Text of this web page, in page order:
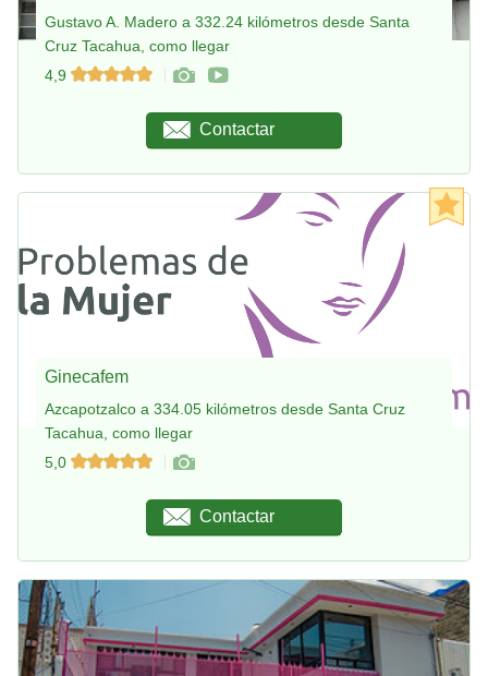
Gustavo A. Madero a 332.24 kilómetros desde Santa
Cruz Tacahua, como llegar
4,9
Contactar
Ginecafem
Azcapotzalco a 334.05 kilómetros desde Santa Cruz
Tacahua, como llegar
5,0
Contactar